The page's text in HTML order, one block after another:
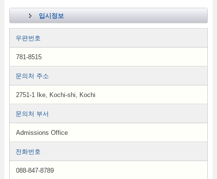
입시정보
우편번호
781-8515
문의처 주소
2751-1 Ike, Kochi-shi, Kochi
문의처 부서
Admissions Office
전화번호
088-847-8789